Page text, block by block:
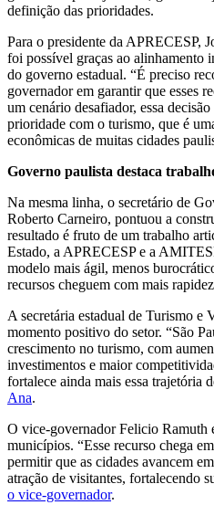
definição das prioridades.
Para o presidente da APRECESP,
foi possível graças ao alinhamento
do governo estadual. “É preciso
governador em garantir que esses
um cenário desafiador, essa
prioridade com o turismo, que é
econômicas de muitas cidades
Governo paulista destaca
Na mesma linha, o secretário de
Roberto Carneiro, pontuou a
resultado é fruto de um trabalho
Estado, a APRECESP e a
modelo mais ágil, menos
recursos cheguem com mais
A secretária estadual de Turismo e
momento positivo do setor. “São
crescimento no turismo, com
investimentos e maior
fortalece ainda mais essa trajetória
Ana.
O vice-governador Felicio Ramuth
municípios. “Esse recurso chega
permitir que as cidades avancem
atração de visitantes, fortalecendo
o vice-governador.